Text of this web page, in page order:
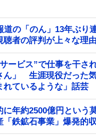
道の「のん」13年ぶ
聴者の評判が上々な理由
ービス”で仕事を干さ
ん」 生涯現役だった
れているような」話芸
に年約2500億円とい
「鉄鉱石事業」爆発的